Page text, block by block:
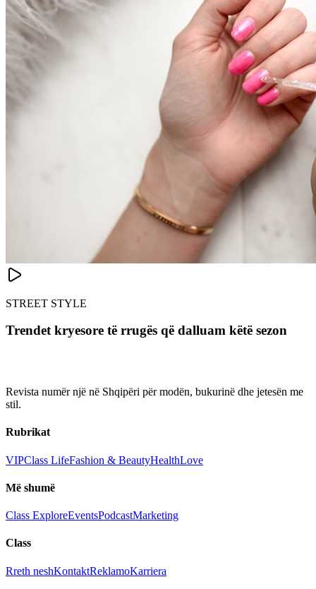
STREET STYLE
Trendet kryesore të rrugës që dalluam këtë sezon
Revista numër një në Shqipëri për modën, bukurinë dhe jetesën me
stil.
Rubrikat
VIPClass LifeFashion & BeautyHealthLove
Më shumë
Class ExploreEventsPodcastMarketing
Class
Rreth neshKontaktReklamoKarriera